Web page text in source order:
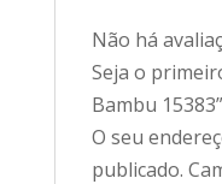
Não há
Seja o
Bambu 15383”
O seu
publicado.